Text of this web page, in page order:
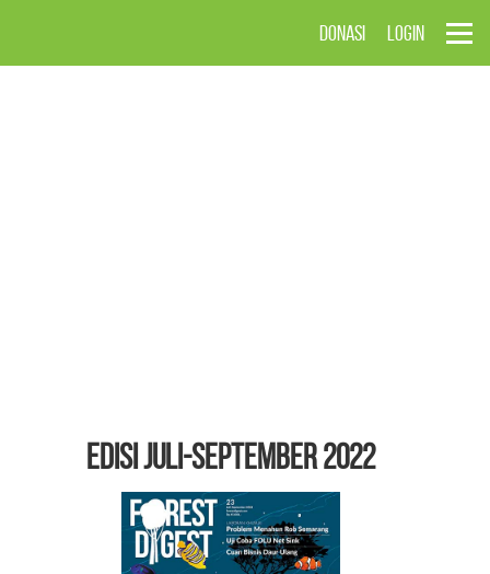
DONASI LOGIN
EDISI Juli-September 2022